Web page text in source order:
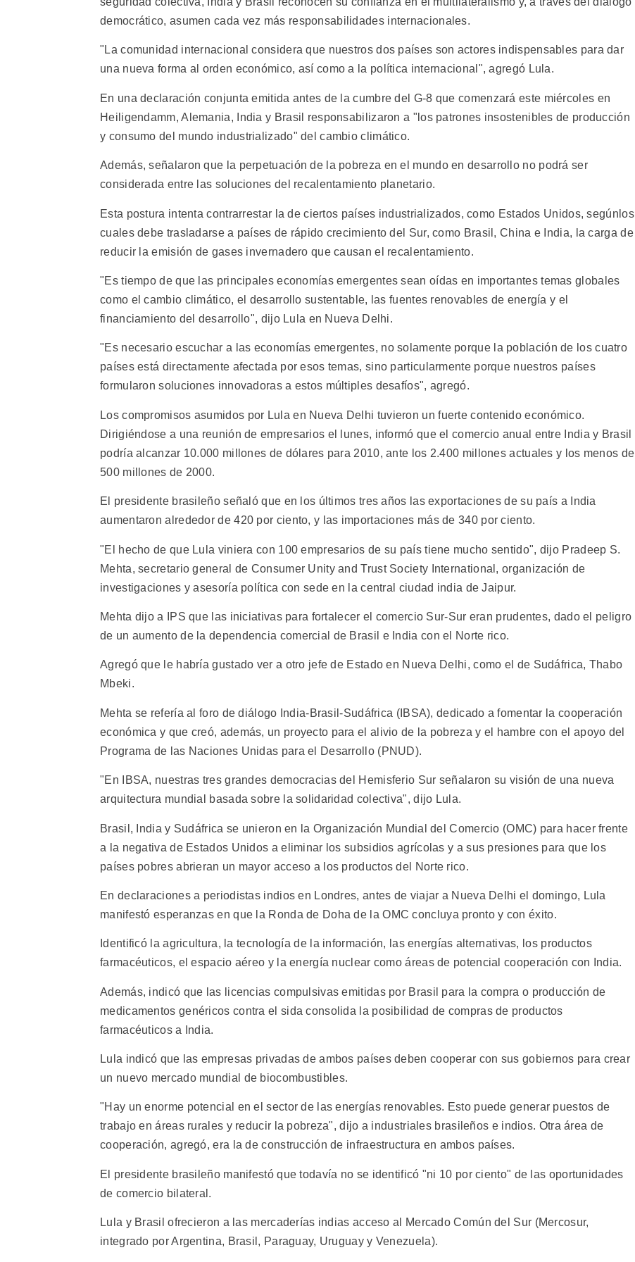
democrático, asumen cada vez más responsabilidades internacionales.
"La comunidad internacional considera que nuestros dos países son actores indispensables para dar
una nueva forma al orden económico, así como a la política internacional", agregó Lula.
En una declaración conjunta emitida antes de la cumbre del G-8 que comenzará este miércoles en
Heiligendamm, Alemania, India y Brasil responsabilizaron a "los patrones insostenibles de producción
y consumo del mundo industrializado" del cambio climático.
Además, señalaron que la perpetuación de la pobreza en el mundo en desarrollo no podrá ser
considerada entre las soluciones del recalentamiento planetario.
Esta postura intenta contrarrestar la de ciertos países industrializados, como Estados Unidos, segúnlos
cuales debe trasladarse a países de rápido crecimiento del Sur, como Brasil, China e India, la carga de
reducir la emisión de gases invernadero que causan el recalentamiento.
"Es tiempo de que las principales economías emergentes sean oídas en importantes temas globales
como el cambio climático, el desarrollo sustentable, las fuentes renovables de energía y el
financiamiento del desarrollo", dijo Lula en Nueva Delhi.
"Es necesario escuchar a las economías emergentes, no solamente porque la población de los cuatro
países está directamente afectada por esos temas, sino particularmente porque nuestros países
formularon soluciones innovadoras a estos múltiples desafíos", agregó.
Los compromisos asumidos por Lula en Nueva Delhi tuvieron un fuerte contenido económico.
Dirigiéndose a una reunión de empresarios el lunes, informó que el comercio anual entre India y Brasil
podría alcanzar 10.000 millones de dólares para 2010, ante los 2.400 millones actuales y los menos de
500 millones de 2000.
El presidente brasileño señaló que en los últimos tres años las exportaciones de su país a India
aumentaron alrededor de 420 por ciento, y las importaciones más de 340 por ciento.
"El hecho de que Lula viniera con 100 empresarios de su país tiene mucho sentido", dijo Pradeep S.
Mehta, secretario general de Consumer Unity and Trust Society International, organización de
investigaciones y asesoría política con sede en la central ciudad india de Jaipur.
Mehta dijo a IPS que las iniciativas para fortalecer el comercio Sur-Sur eran prudentes, dado el peligro
de un aumento de la dependencia comercial de Brasil e India con el Norte rico.
Agregó que le habría gustado ver a otro jefe de Estado en Nueva Delhi, como el de Sudáfrica, Thabo
Mbeki.
Mehta se refería al foro de diálogo India-Brasil-Sudáfrica (IBSA), dedicado a fomentar la cooperación
económica y que creó, además, un proyecto para el alivio de la pobreza y el hambre con el apoyo del
Programa de las Naciones Unidas para el Desarrollo (PNUD).
"En IBSA, nuestras tres grandes democracias del Hemisferio Sur señalaron su visión de una nueva
arquitectura mundial basada sobre la solidaridad colectiva", dijo Lula.
Brasil, India y Sudáfrica se unieron en la Organización Mundial del Comercio (OMC) para hacer frente
a la negativa de Estados Unidos a eliminar los subsidios agrícolas y a sus presiones para que los
países pobres abrieran un mayor acceso a los productos del Norte rico.
En declaraciones a periodistas indios en Londres, antes de viajar a Nueva Delhi el domingo, Lula
manifestó esperanzas en que la Ronda de Doha de la OMC concluya pronto y con éxito.
Identificó la agricultura, la tecnología de la información, las energías alternativas, los productos
farmacéuticos, el espacio aéreo y la energía nuclear como áreas de potencial cooperación con India.
Además, indicó que las licencias compulsivas emitidas por Brasil para la compra o producción de
medicamentos genéricos contra el sida consolida la posibilidad de compras de productos
farmacéuticos a India.
Lula indicó que las empresas privadas de ambos países deben cooperar con sus gobiernos para crear
un nuevo mercado mundial de biocombustibles.
"Hay un enorme potencial en el sector de las energías renovables. Esto puede generar puestos de
trabajo en áreas rurales y reducir la pobreza", dijo a industriales brasileños e indios. Otra área de
cooperación, agregó, era la de construcción de infraestructura en ambos países.
El presidente brasileño manifestó que todavía no se identificó "ni 10 por ciento" de las oportunidades
de comercio bilateral.
Lula y Brasil ofrecieron a las mercaderías indias acceso al Mercado Común del Sur (Mercosur,
integrado por Argentina, Brasil, Paraguay, Uruguay y Venezuela).